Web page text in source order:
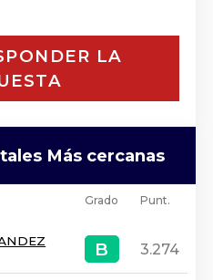
LA
Más cercanas
Grado Punt.
B
B 3.274